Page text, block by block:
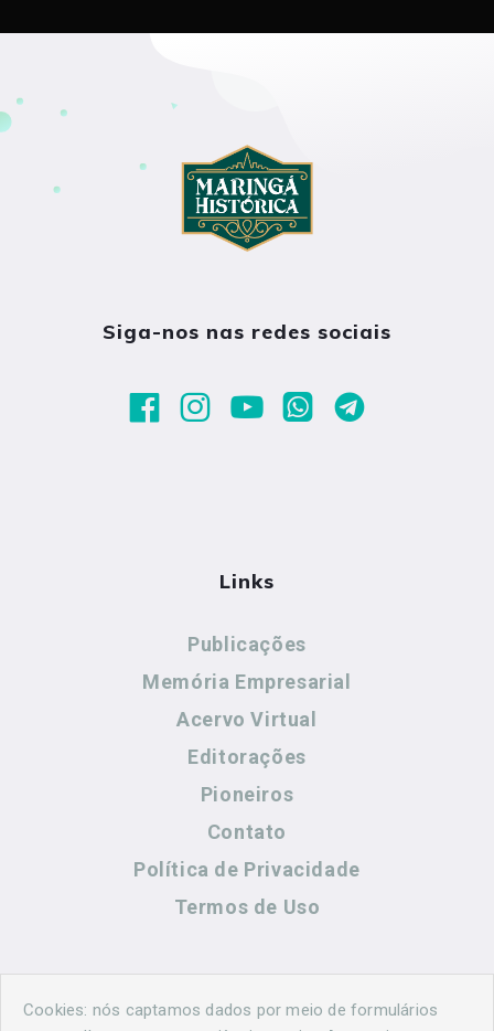
Siga-nos nas redes sociais
Links
Publicações
Memória Empresarial
Acervo Virtual
Editorações
Pioneiros
Contato
Política de Privacidade
Termos de Uso
Contato
Cookies: nós captamos dados por meio de formulários